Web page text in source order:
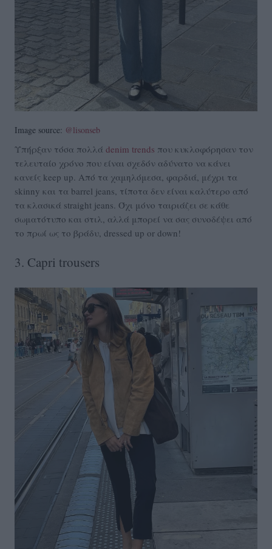
Image source: @lisonseb
Υπήρξαν τόσα πολλά denim trends που κυκλοφόρησαν τον
τελευταίο χρόνο που είναι σχεδόν αδύνατο να κάνει
κανείς keep up. Από τα χαμηλόμεσα, φαρδιά, μέχρι τα
skinny και τα barrel jeans, τίποτα δεν είναι καλύτερο από
τα κλασικά straight jeans. Όχι μόνο ταιριάζει σε κάθε
σωματότυπο και στιλ, αλλά μπορεί να σας συνοδέψει από
το πρωί ως το βράδυ, dressed up or down!
3. Capri trousers